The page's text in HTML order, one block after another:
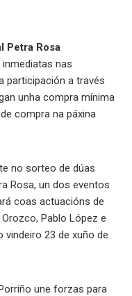
Petra Rosa
nas
participación a través
unha compra mínima
compra na páxina
no sorteo de dúas
Rosa, un dos eventos
coas actuacións de
Pablo López e
vindeiro 23 de xuño de
une forzas para